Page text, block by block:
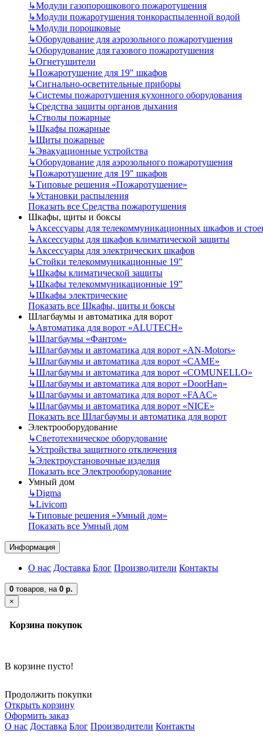
↳Модули газопорошкового пожаротушения
↳Модули пожаротушения тонкораспыленной водой
↳Модули порошковые
↳Оборудование для аэрозольного пожаротушения
↳Оборудование для газового пожаротушения
↳Огнетушители
↳Пожаротушение для 19" шкафов
↳Сигнально-осветительные приборы
↳Системы пожаротушения кухонного оборудования
↳Средства защиты органов дыхания
↳Стволы пожарные
↳Шкафы пожарные
↳Щиты пожарные
↳Эвакуационные устройства
↳Оборудование для аэрозольного пожаротушения
↳Пожаротушение для 19" шкафов
↳Типовые решения «Пожаротушение»
↳Установки распыления
Показать все Средства пожаротушения
Шкафы, щиты и боксы
↳Аксессуары для телекоммуникационных шкафов и
↳Аксессуары для шкафов климатической защиты
↳Аксессуары для электрических шкафов
↳Стойки телекоммуникационные 19”
↳Шкафы климатической защиты
↳Шкафы телекоммуникационные 19”
↳Шкафы электрические
Показать все Шкафы, щиты и боксы
Шлагбаумы и автоматика для ворот
↳Автоматика для ворот «ALUTECH»
↳Шлагбаумы «Фантом»
↳Шлагбаумы и автоматика для ворот «AN-Motors»
↳Шлагбаумы и автоматика для ворот «CAME»
↳Шлагбаумы и автоматика для ворот «COMUNELLO»
↳Шлагбаумы и автоматика для ворот «DoorHan»
↳Шлагбаумы и автоматика для ворот «FAAC»
↳Шлагбаумы и автоматика для ворот «NICE»
Показать все Шлагбаумы и автоматика для ворот
Электрооборудование
↳Светотехническое оборудование
↳Устройства защитного отключения
↳Электроустановочные изделия
Показать все Электрооборудование
Умный дом
↳Digma
↳Livicom
↳Типовые решения «Умный дом»
Показать все Умный дом
Информация
О нас Доставка Блог Производители Контакты
0 товаров, на 0 р.
×
Корзина покупок
В корзине пусто!
Продолжить покупки
Открыть корзину
Оформить заказ
О нас Доставка Блог Производители Контакты